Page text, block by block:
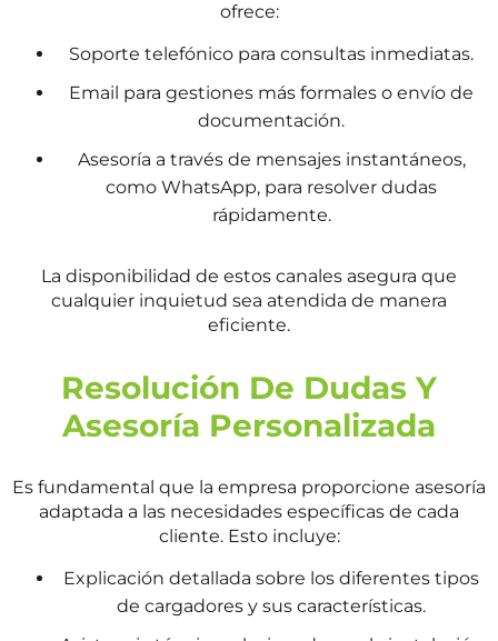
ofrece:
Soporte telefónico para consultas inmediatas.
Email para gestiones más formales o envío de
documentación.
Asesoría a través de mensajes instantáneos,
como WhatsApp, para resolver dudas
rápidamente.
La disponibilidad de estos canales asegura que
cualquier inquietud sea atendida de manera
eficiente.
Resolución De Dudas Y
Asesoría Personalizada
Es fundamental que la empresa proporcione asesoría
adaptada a las necesidades específicas de cada
cliente. Esto incluye:
Explicación detallada sobre los diferentes tipos
de cargadores y sus características.